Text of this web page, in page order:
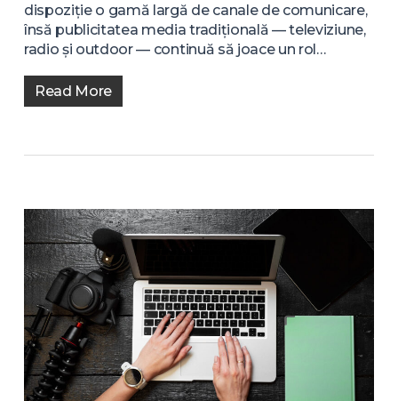
dispoziție o gamă largă de canale de comunicare,
însă publicitatea media tradițională — televiziune,
radio și outdoor — continuă să joace un rol…
Read More